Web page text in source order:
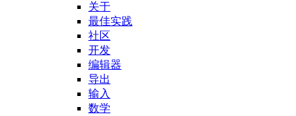
关于
最佳实践
社区
开发
编辑器
导出
输入
数学